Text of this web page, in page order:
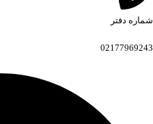
شماره دفتر
02177969243